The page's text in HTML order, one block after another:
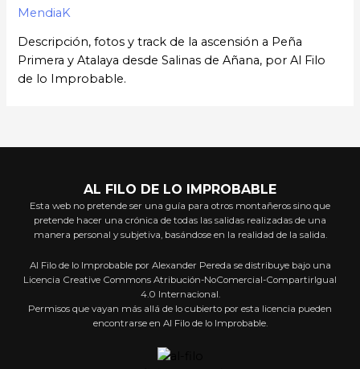
MendiaK
Descripción, fotos y track de la ascensión a Peña
Primera y Atalaya desde Salinas de Añana, por Al Filo
de lo Improbable.
AL FILO DE LO IMPROBABLE
Esta web no pretende ser una guía para otros montañeros sino que
pretende hacer una crónica de todas las salidas realizadas de una
manera personal y subjetiva, basándose en la realidad de la salida.
Al Filo de lo Improbable por Alexander Pereda se distribuye bajo una
Licencia Creative Commons Atribución-NoComercial-CompartirIgual
4.0 Internacional.
Permisos que vayan más allá de lo cubierto por esta licencia pueden
encontrarse en Al Filo de lo Improbable.